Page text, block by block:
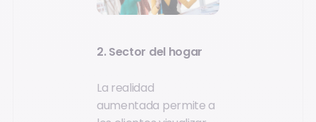
2. Sector del hogar
La realidad
aumentada permite a